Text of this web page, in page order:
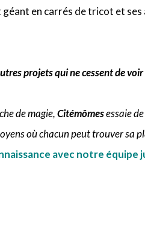
géant en carrés de tricot et
projets qui ne cessent de
de magie,Citémômesessaie
où chacun peut trouver sa
avec notre équipe